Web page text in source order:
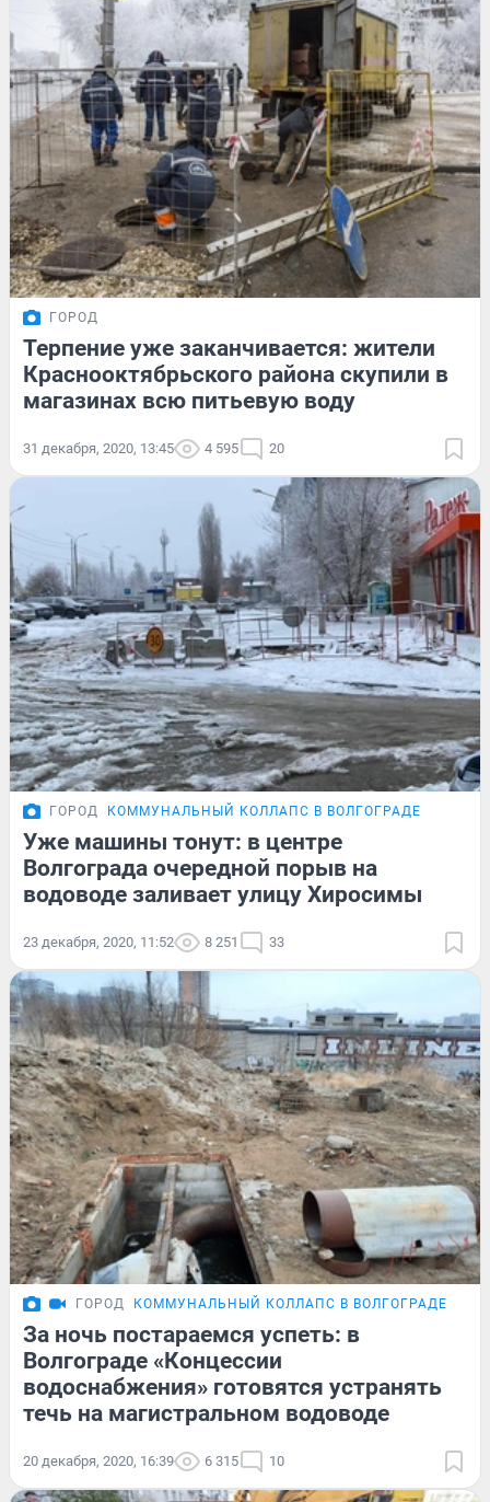
ГОРОД
Терпение уже заканчивается: жители
Краснооктябрьского района скупили в
магазинах всю питьевую воду
31 декабря, 2020, 13:45 4 595 20
ГОРОД КОММУНАЛЬНЫЙ КОЛЛАПС В ВОЛГОГРАДЕ
Уже машины тонут: в центре
Волгограда очередной порыв на
водоводе заливает улицу Хиросимы
23 декабря, 2020, 11:52 8 251 33
ГОРОД КОММУНАЛЬНЫЙ КОЛЛАПС В ВОЛГОГРАДЕ
За ночь постараемся успеть: в
Волгограде «Концессии
водоснабжения» готовятся устранять
течь на магистральном водоводе
20 декабря, 2020, 16:39 6 315 10